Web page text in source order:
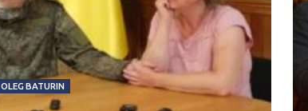
OLEG BATURIN